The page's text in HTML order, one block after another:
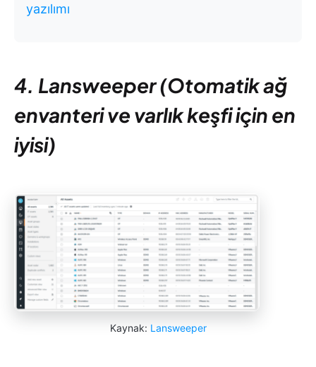
yazılımı
4. Lansweeper (Otomatik ağ
envanteri ve varlık keşfi için en
iyisi)
Kaynak: Lansweeper